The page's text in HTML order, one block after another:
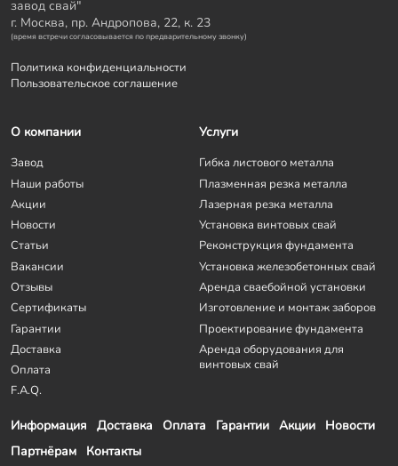
завод свай"
г. Москва, пр. Андропова, 22, к. 23
(время встречи согласовывается по предварительному звонку)
Политика конфиденциальности
Пользовательское соглашение
Информация Доставка Оплата Гарантии Акции
Новости
Партнёрам
Контакты
О компании
Завод
Наши работы
Акции
Новости
Статьи
Вакансии
Отзывы
Сертификаты
Гарантии
Доставка
Оплата
F.A.Q.
Услуги
Гибка листового металла
Плазменная резка металла
Лазерная резка металла
Установка винтовых свай
Реконструкция фундамента
Установка железобетонных свай
Аренда сваебойной установки
Изготовление и монтаж заборов
Проектирование фундамента
Аренда оборудования для
винтовых свай